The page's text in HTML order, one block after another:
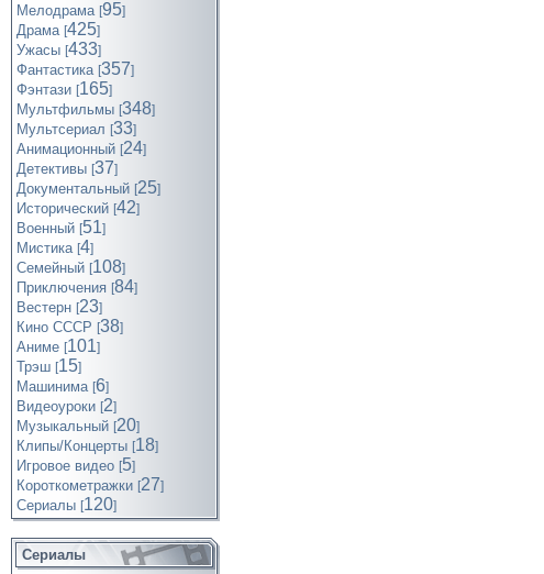
Мелодрама [95]
Драма [425]
Ужасы [433]
Фантастика [357]
Фэнтази [165]
Мультфильмы [348]
Мультсериал [33]
Анимационный [24]
Детективы [37]
Документальный [25]
Исторический [42]
Военный [51]
Мистика [4]
Семейный [108]
Приключения [84]
Вестерн [23]
Кино СССР [38]
Аниме [101]
Трэш [15]
Машинима [6]
Видеоуроки [2]
Музыкальный [20]
Клипы/Концерты [18]
Игровое видео [5]
Короткометражки [27]
Cериалы [120]
Сериалы